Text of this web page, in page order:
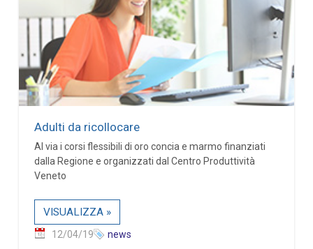
Adulti da ricollocare
Al via i corsi flessibili di oro concia e marmo finanziati
dalla Regione e organizzati dal Centro Produttività
Veneto
VISUALIZZA »
12/04/19 news